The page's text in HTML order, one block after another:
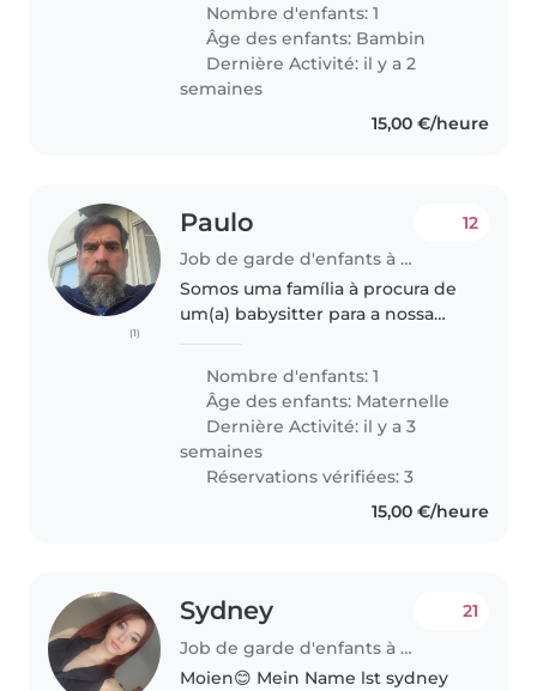
multilingual family who speaks
English, French, and Greek,
we're..
Nombre d'enfants: 1
Âge des enfants: Bambin
Dernière Activité: il y a 2
semaines
15,00 €/heure
(1)
Paulo
Job de garde d'enfants à Sandweiler
12
Somos uma família à procura de
um(a) babysitter para a nossa
afetuoso e calmo. Preferimos
alguém que fale francês, inglês
ou português e que possa
ajudar..
Nombre d'enfants: 1
Âge des enfants: Maternelle
Dernière Activité: il y a 3
semaines
Réservations vérifiées: 3
15,00 €/heure
Sydney
Job de garde d'enfants à Sandweiler
21
Moien😊 Mein Name lst sydney